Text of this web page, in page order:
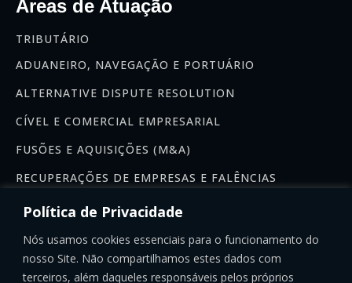
Política de Privacidade
Nós usamos cookies essenciais para o funcionamento do
nosso Site. Não compartilhamos estes dados com
terceiros, além daqueles responsáveis pelos próprios
Áreas de Atuação
TRIBUTÁRIO
ADUANEIRO, NAVEGAÇÃO E PORTUÁRIO
ALTERNATIVE DISPUTE RESOLUTION
CÍVEL E COMERCIAL EMPRESARIAL
FUSÕES E AQUISIÇÕES (M&A)
RECUPERAÇÕES DE EMPRESAS E FALÊNCIAS
Se inscreva na nossa newsletter: